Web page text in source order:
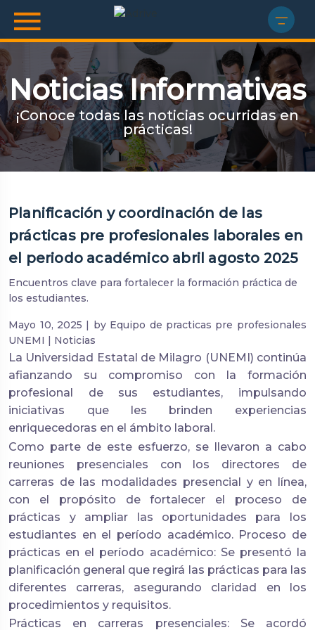
Noticias Informativas
¡Conoce todas las noticias ocurridas en
prácticas!
Planificación y coordinación de las
prácticas pre profesionales laborales en
el periodo académico abril agosto 2025
Encuentros clave para fortalecer la formación práctica de
los estudiantes.
Mayo 10, 2025 | by Equipo de practicas pre profesionales
UNEMI | Noticias
La Universidad Estatal de Milagro (UNEMI) continúa
afianzando su compromiso con la formación
profesional de sus estudiantes, impulsando
iniciativas que les brinden experiencias
enriquecedoras en el ámbito laboral.
Como parte de este esfuerzo, se llevaron a cabo
reuniones presenciales con los directores de
carreras de las modalidades presencial y en línea,
con el propósito de fortalecer el proceso de
prácticas y ampliar las oportunidades para los
estudiantes en el período académico. Proceso de
prácticas en el período académico: Se presentó la
planificación general que regirá las prácticas para las
diferentes carreras, asegurando claridad en los
procedimientos y requisitos.
Prácticas en carreras presenciales: Se acordó